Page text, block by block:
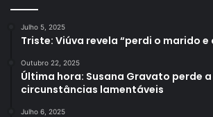
Julho 5, 2025
Triste: Viúva revela “perdi o marido e
Outubro 22, 2025
Última hora: Susana Gravato perde
circunstâncias lamentáveis
Julho 6, 2025